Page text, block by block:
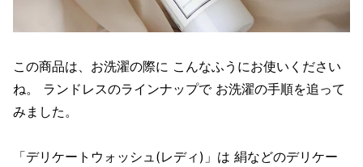
この商品は、お洗濯の際に こんなふうにお使いください
ね。 ランドレスのラインナップで お洗濯の手順を追って
みました。
「デリケートウォッシュ(レディ)」は 絹などのデリケー